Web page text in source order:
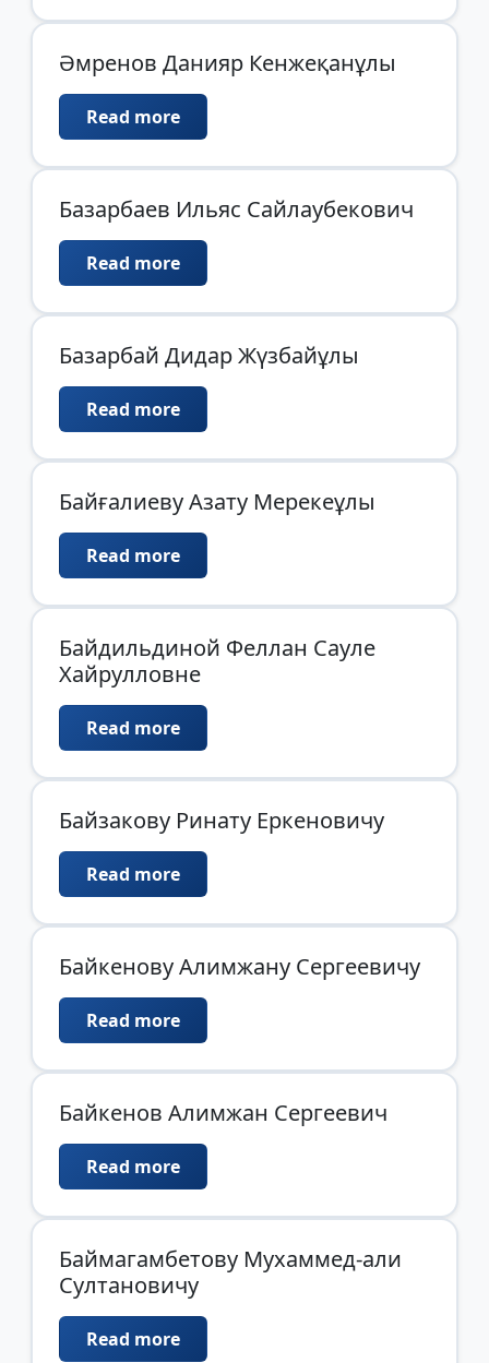
Әмренов Данияр Кенжеқанұлы
Read more
Базарбаев Ильяс Сайлаубекович
Read more
Базарбай Дидар Жүзбайұлы
Read more
Байғалиеву Азату Мерекеұлы
Read more
Байдильдиной Феллан Сауле
Хайрулловне
Read more
Байзакову Ринату Еркеновичу
Read more
Байкенову Алимжану Сергеевичу
Read more
Байкенов Алимжан Сергеевич
Read more
Баймагамбетову Мухаммед-али
Султановичу
Read more